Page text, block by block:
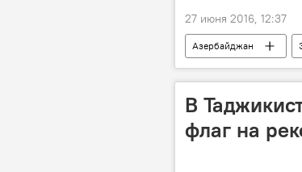
27 июня 2016, 12:37
Азербайджан
MBA LTD
Цены
В
флаг на